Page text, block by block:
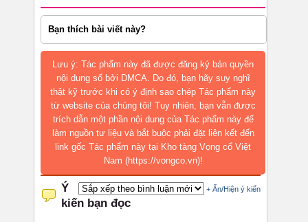
Bạn thích bài viết này?
Lưu ý: Tác phẩm này đã được đăng ký bản quyền
nội dung số bởi DMCA. Do đó, bạn hãy suy nghĩ
thật kỹ trước khi có ý định sao chép Tác phẩm này
từ website của chúng tôi! Tuy nhiên, bạn vẫn được
trích dẫn một phần nội dung của Tác phẩm này để
làm nguồn tư liệu và bắt buộc phải đặt liên kết đến
link gốc Tác phẩm này tại Kho tàng Vọng cổ Việt
Nam (https://vongco.vn)!